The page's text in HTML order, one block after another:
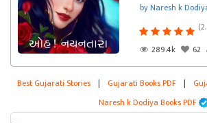
by Naresh k
289.4k
62
Best Gujarati Stories | Gujarati Books PDF |
Naresh k Dodiya Books PDF